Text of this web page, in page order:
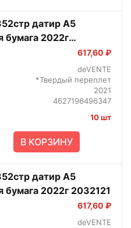
датир А5
бумага 2022г
617,60 ₽
deVENTE
*Твердый переплет
2021
4627196496347
10 шт
В КОРЗИНУ
датир А5
бумага 2022г 2032121
617,60 ₽
deVENTE